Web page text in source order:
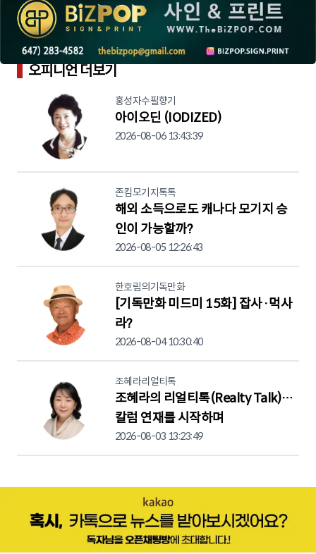
오피니언 더보기
홍성자수필향기
아이오딘 (IODIZED)
2026-08-06 13:43:39
존킴모기지톡톡
해외 소득으로도 캐나다 모기지 승
인이 가능할까?
2026-08-05 12:26:43
한호림의기독만화
[기독만화 미드미 15화] 잡사·먹사
라?
2026-08-04 10:30:40
조혜라리얼티톡
조혜라의 리얼티톡(Realty Talk)…
칼럼 연재를 시작하며
2026-08-03 13:23:49